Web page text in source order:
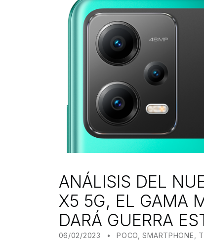
ANÁLISIS DEL
X5 5G, EL GAMA
DARÁ GUERRA
06/02/2023 WRITTEN BY:
JUANJO BILBAO
POCO ,SMARTPHONE